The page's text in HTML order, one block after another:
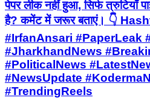
पेपर लीक नहीं हुआ, सिर्फ त्रुटियाँ
है? कमेंट में जरूर बताएं। 👇
#IrfanAnsari #PaperLeak
#JharkhandNews
#PoliticalNews
#NewsUpdate
#TrendingReels